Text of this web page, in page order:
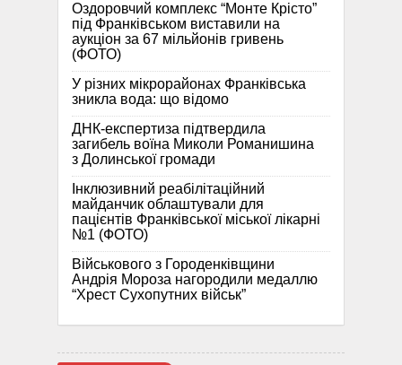
Оздоровчий комплекс “Монте Крісто”
під Франківськом виставили на
аукціон за 67 мільйонів гривень
(ФОТО)
У різних мікрорайонах Франківська
зникла вода: що відомо
ДНК-експертиза підтвердила
загибель воїна Миколи Романишина
з Долинської громади
Інклюзивний реабілітаційний
майданчик облаштували для
пацієнтів Франківської міської лікарні
№1 (ФОТО)
Військового з Городенківщини
Андрія Мороза нагородили медаллю
“Хрест Сухопутних військ”